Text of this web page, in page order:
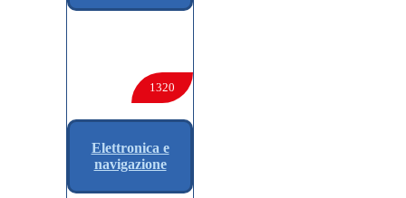
1320
Elettronica e
navigazione